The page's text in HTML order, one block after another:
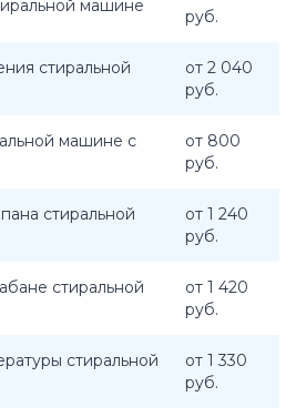
машине
руб.
стиральной
от 2 040
руб.
машине с
от 800
руб.
стиральной
от 1 240
руб.
стиральной
от 1 420
руб.
стиральной
от 1 330
руб.